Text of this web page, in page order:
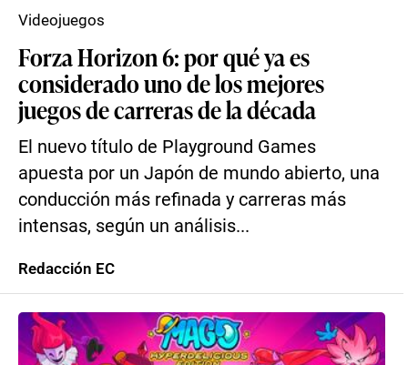
Forza Horizon 6: por qué ya es
considerado uno de los mejores
juegos de carreras de la década
El nuevo título de Playground Games
apuesta por un Japón de mundo abierto, una
conducción más refinada y carreras más
intensas, según un análisis...
Videojuegos
Redacción EC